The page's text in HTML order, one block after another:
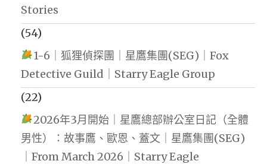
Stories
(54)
1-6｜狐狸偵探團｜星鷹集團(SEG)｜Fox
Detective Guild｜Starry Eagle Group
(22)
2026年3月開始｜星鷹總部辦公室日記（全體
男性）：故事鷹、歐恩、蓋文｜星鷹集團(SEG)
｜From March 2026｜Starry Eagle